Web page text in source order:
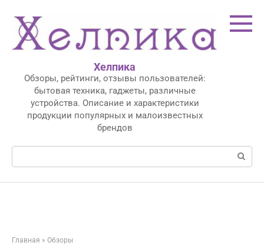
контенту
Хелпика
Обзоры, рейтинги, отзывы пользователей:
бытовая техника, гаджеты, различные
устройства. Описание и характеристики
продукции популярных и малоизвестных
брендов
Поиск:
Главная » Обзоры